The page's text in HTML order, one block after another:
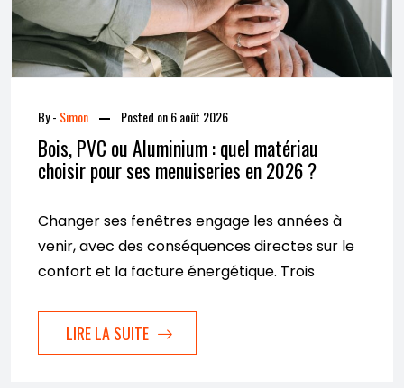
By - Simon Posted on6 août 2026
Bois, PVC ou Aluminium : quel matériau
choisir pour ses menuiseries en 2026 ?
Changer ses fenêtres engage les années à
venir, avec des conséquences directes sur le
confort et la facture énergétique. Trois
LIRE LA SUITE